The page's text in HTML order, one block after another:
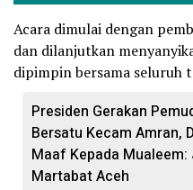
Acara dimulai dengan
dan dilanjutkan
dipimpin bersama seluruh
Presiden Gerakan
Bersatu Kecam Amran,
Maaf Kepada Mualeem:
Martabat Aceh